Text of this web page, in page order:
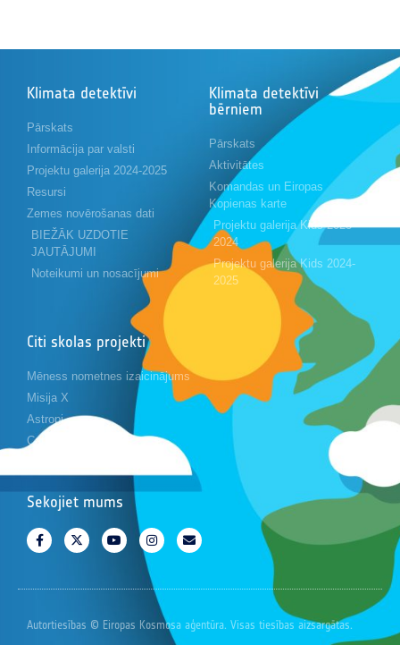
Klimata detektīvi
Pārskats
Informācija par valsti
Projektu galerija 2024-2025
Resursi
Zemes novērošanas dati
BIEŽĀK UZDOTIE
JAUTĀJUMI
Noteikumi un nosacījumi
Klimata detektīvi
bērniem
Pārskats
Aktivitātes
Komandas un Eiropas
Kopienas karte
Projektu galerija Kids 2023-
2024
Projektu galerija Kids 2024-
2025
Citi skolas projekti
Mēness nometnes izaicinājums
Misija X
Astropi
Cansat
Sekojiet mums
Autortiesības © Eiropas Kosmosa aģentūra. Visas tiesības aizsargātas.